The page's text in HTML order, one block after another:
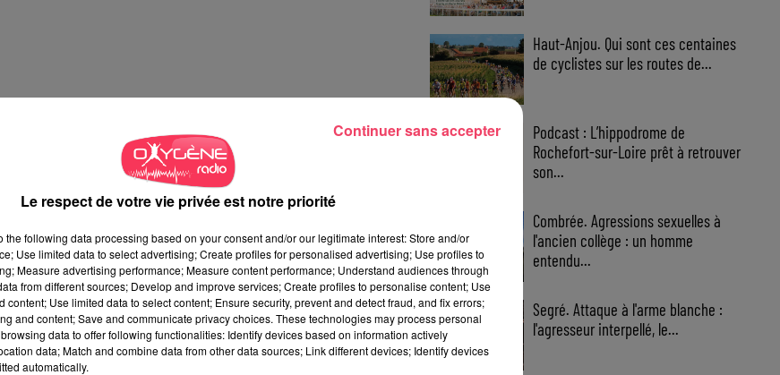
Haut-Anjou. Qui sont ces centaines
de cyclistes sur les routes de...
Podcast : L’hippodrome de
Rochefort-sur-Loire prêt à retrouver
son...
Combrée. Agressions sexuelles à
l'ancien collège : un homme
entendu...
Segré. Attaque à l'arme blanche :
l'agresseur interpellé, le...
Le respect de votre vie privée est notre priorité
the following data processing based on your consent and/or our legitimate interest: Store and/or
Use limited data to select advertising; Create profiles for personalised advertising; Use profiles to
Measure advertising performance; Measure content performance; Understand audiences through
from different sources; Develop and improve services; Create profiles to personalise content; Use
content; Use limited data to select content; Ensure security, prevent and detect fraud, and fix errors;
and content; Save and communicate privacy choices. These technologies may process personal
data to offer following functionalities: Identify devices based on information actively
data; Match and combine data from other data sources; Link different devices; Identify devices
automatically.
Continuer sans accepter